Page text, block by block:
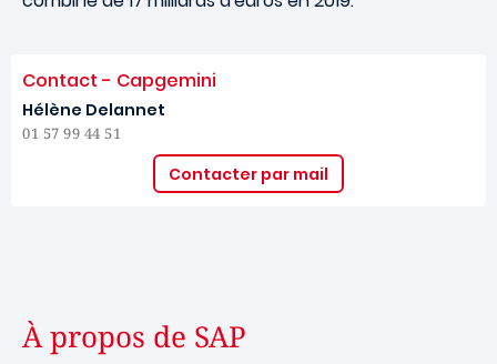
Contact - Capgemini
Hélène Delannet
01 57 99 44 51
Contacter par mail
À propos de SAP